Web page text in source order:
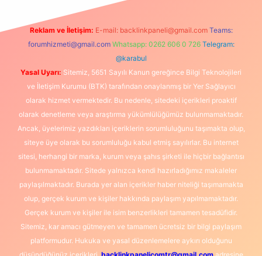
Reklam ve İletişim: E-mail: backlinkpaneli@gmail.com Teams:
forumhizmeti@gmail.com Whatsapp: 0262 606 0 726 Telegram:
@karabul
Yasal Uyarı: Sitemiz, 5651 Sayılı Kanun gereğince Bilgi Teknolojileri
ve İletişim Kurumu (BTK) tarafından onaylanmış bir Yer Sağlayıcı
olarak hizmet vermektedir. Bu nedenle, sitedeki içerikleri proaktif
olarak denetleme veya araştırma yükümlülüğümüz bulunmamaktadır.
Ancak, üyelerimiz yazdıkları içeriklerin sorumluluğunu taşımakta olup,
siteye üye olarak bu sorumluluğu kabul etmiş sayılırlar. Bu internet
sitesi, herhangi bir marka, kurum veya şahıs şirketi ile hiçbir bağlantısı
bulunmamaktadır. Sitede yalnızca kendi hazırladığımız makaleler
paylaşılmaktadır. Burada yer alan içerikler haber niteliği taşımamakta
olup, gerçek kurum ve kişiler hakkında paylaşım yapılmamaktadır.
Gerçek kurum ve kişiler ile isim benzerlikleri tamamen tesadüfidir.
Sitemiz, kar amacı gütmeyen ve tamamen ücretsiz bir bilgi paylaşım
platformudur. Hukuka ve yasal düzenlemelere aykırı olduğunu